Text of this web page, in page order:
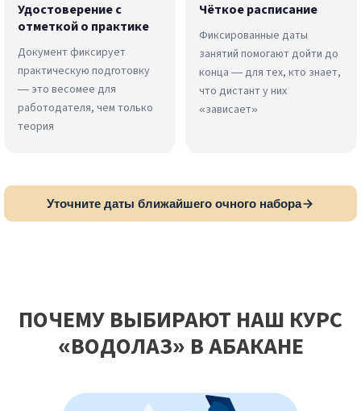
Удостоверение с
отметкой о практике
Документ фиксирует
практическую подготовку
— это весомее для
работодателя, чем только
теория
Чёткое расписание
Фиксированные даты
занятий помогают дойти до
конца — для тех, кто знает,
что дистант у них
«зависает»
Уточните даты ближайшего очного набора
ПОЧЕМУ ВЫБИРАЮТ НАШ КУРС
«ВОДОЛАЗ» В АБАКАНЕ